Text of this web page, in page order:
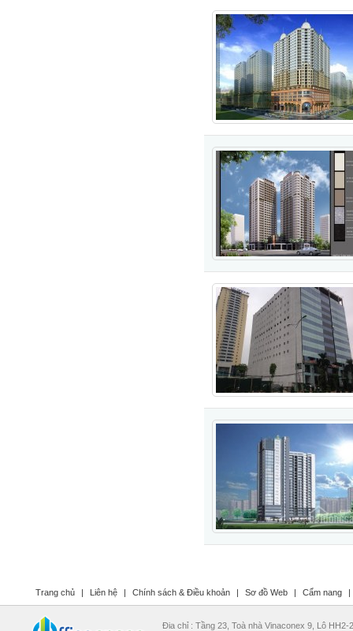
Trang chủ | Liên hệ | Chính sách & Điều khoản | Sơ đồ Web | Cẩm nang |
Đia chỉ : Tầng 23, Toà nhà Vinaconex 9, Lô